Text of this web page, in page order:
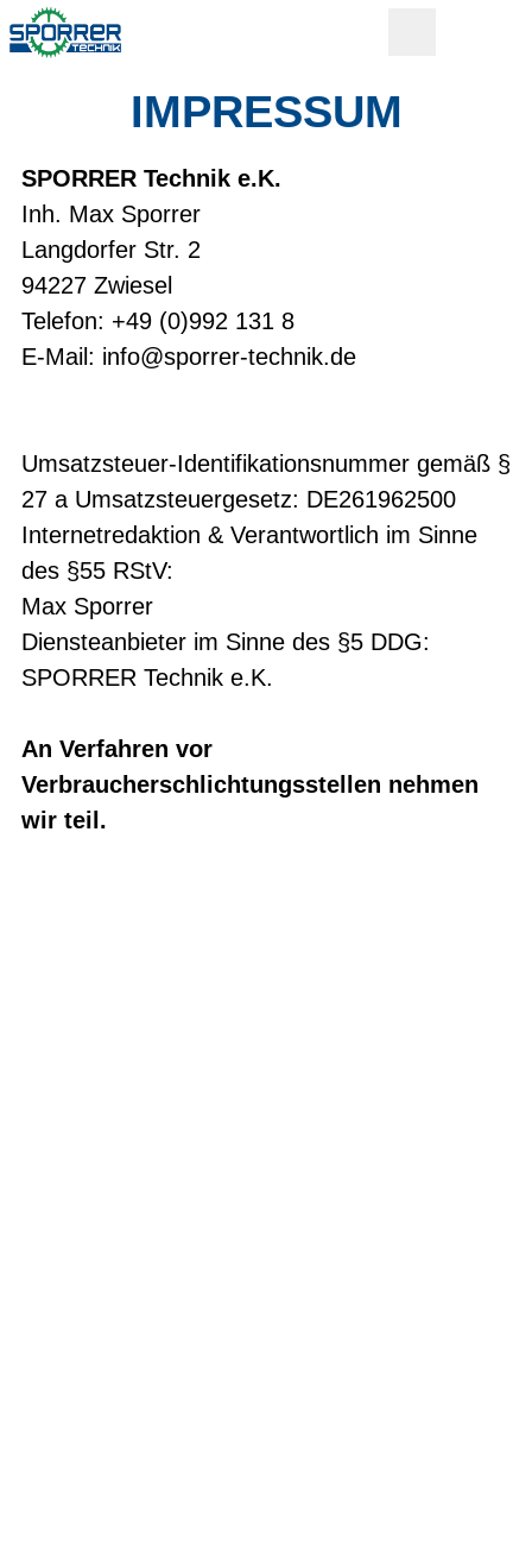
IMPRESSUM
SPORRER Technik e.K.
Inh. Max Sporrer
Langdorfer Str. 2
94227 Zwiesel
Telefon: +49 (0)992 131 8
E-Mail: info@sporrer-technik.de
Umsatzsteuer-Identifikationsnummer gemäß §
27 a Umsatzsteuergesetz: DE261962500
Internetredaktion & Verantwortlich im Sinne
des §55 RStV:
Max Sporrer
Diensteanbieter im Sinne des §5 DDG:
SPORRER Technik e.K.
An Verfahren vor
Verbraucherschlichtungsstellen nehmen
wir teil.